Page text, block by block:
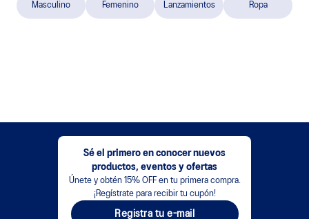
Masculino Femenino Lanzamientos Ropa
Sé el primero en conocer nuevos
productos, eventos y ofertas
Únete y obtén 15% OFF en tu primera compra.
¡Regístrate para recibir tu cupón!
Registra tu e-mail